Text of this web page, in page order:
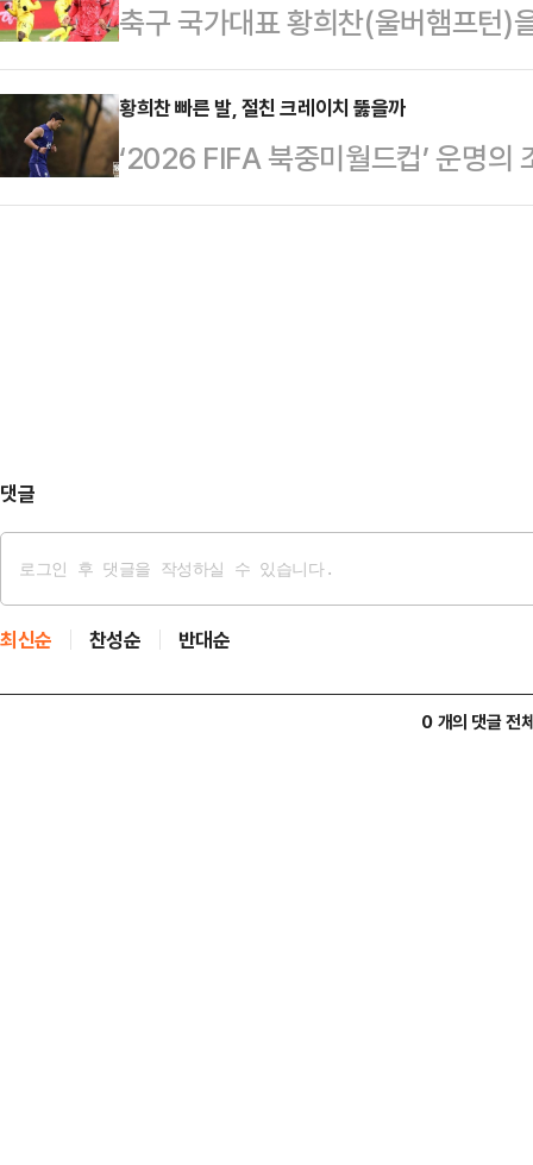
등을 걱정해야 하는 처지다.종아리
교체 명…
(EPL) 32라운드 원정경기에서 웨
개 팀 중 최하위인 울버햄튼은 승
까워졌다.올 시즌 내내 최하위에 머
등 조짐을 보였지만 4경기 만에 패
등 경쟁을 펼치는…
축구 국가대표 황희찬(울버햄프턴)
갑질 의혹'이 경찰의 불송치 결정으
따르면 서울 송파경찰서는 황희찬
유로 지난달 20일 불송치 결정을
사는 황희찬 소속사 직원들이 사기,
황희찬 빠른 발, 절친 크레이치 뚫을까
‘2026 FIFA 북중미월드컵’ 운명의
가 장신이 즐비한 체코의 수비벽을
댓글
최신순 찬성순 반대순
0 개의 댓글 전